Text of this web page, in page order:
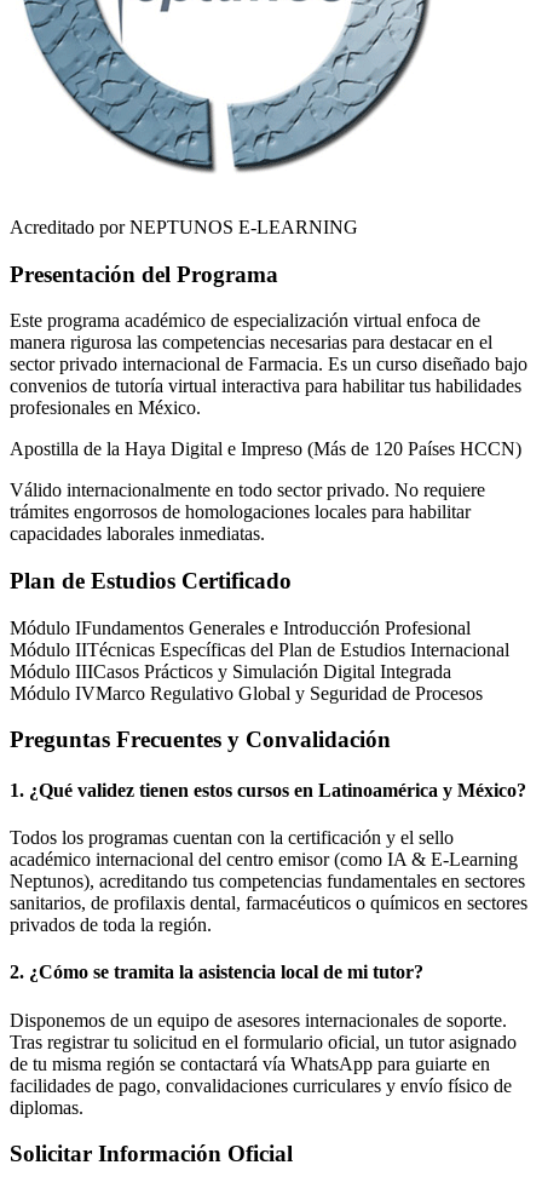
Acreditado por NEPTUNOS E-LEARNING
Presentación del Programa
Este programa académico de especialización virtual enfoca de
manera rigurosa las competencias necesarias para destacar en el
sector privado internacional de Farmacia. Es un curso diseñado bajo
convenios de tutoría virtual interactiva para habilitar tus habilidades
profesionales en México.
Apostilla de la Haya Digital e Impreso (Más de 120 Países HCCN)
Válido internacionalmente en todo sector privado. No requiere
trámites engorrosos de homologaciones locales para habilitar
capacidades laborales inmediatas.
Plan de Estudios Certificado
Módulo IFundamentos Generales e Introducción Profesional
Módulo IITécnicas Específicas del Plan de Estudios Internacional
Módulo IIICasos Prácticos y Simulación Digital Integrada
Módulo IVMarco Regulativo Global y Seguridad de Procesos
Preguntas Frecuentes y Convalidación
1. ¿Qué validez tienen estos cursos en Latinoamérica y México?
Todos los programas cuentan con la certificación y el sello
académico internacional del centro emisor (como IA & E-Learning
Neptunos), acreditando tus competencias fundamentales en sectores
sanitarios, de profilaxis dental, farmacéuticos o químicos en sectores
privados de toda la región.
2. ¿Cómo se tramita la asistencia local de mi tutor?
Disponemos de un equipo de asesores internacionales de soporte.
Tras registrar tu solicitud en el formulario oficial, un tutor asignado
de tu misma región se contactará vía WhatsApp para guiarte en
facilidades de pago, convalidaciones curriculares y envío físico de
diplomas.
Solicitar Información Oficial